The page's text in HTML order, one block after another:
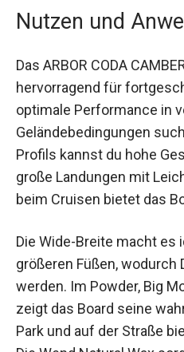
Nutzen und
Das ARBOR CODA
sich hervorragend für
eine optimale
Geländebedingungen
Profils kannst du hohe
große Landungen mit
Die Wide-Breite macht es
größeren Füßen, wodurch
vermieden werden. Im
im Resort zeigt das Board
aber auch im Park und auf